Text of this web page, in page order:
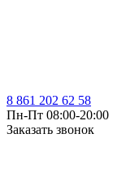
8 861 202 62 58
Пн-Пт 08:00-20:00
Заказать звонок